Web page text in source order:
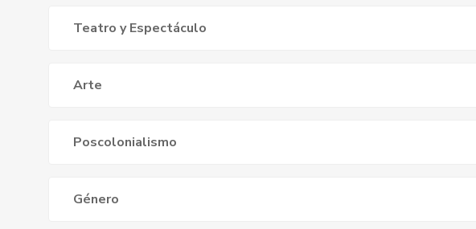
Teatro y Espectáculo
Arte
Poscolonialismo
Género